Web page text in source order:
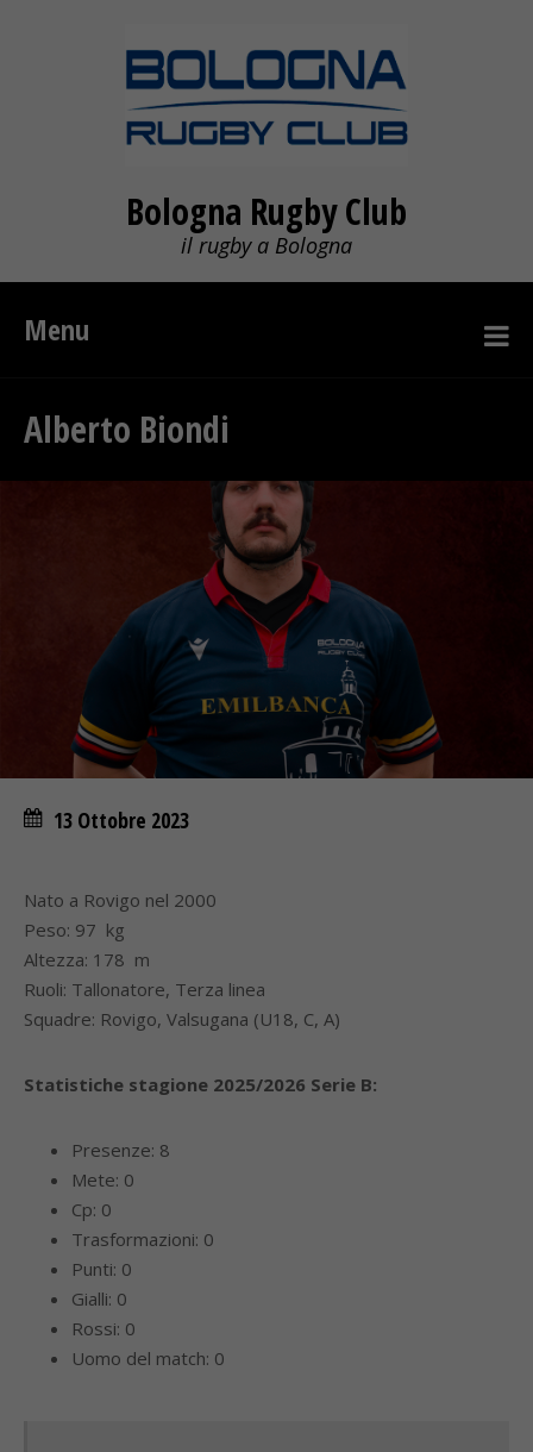
Bologna Rugby Club
il rugby a Bologna
Menu
Alberto Biondi
13 Ottobre 2023
Nato a Rovigo nel 2000
Peso: 97 kg
Altezza: 178 m
Ruoli: Tallonatore, Terza linea
Squadre: Rovigo, Valsugana (U18, C, A)
Statistiche stagione 2025/2026 Serie B:
Presenze: 8
Mete: 0
Cp: 0
Trasformazioni: 0
Punti: 0
Gialli: 0
Rossi: 0
Uomo del match: 0